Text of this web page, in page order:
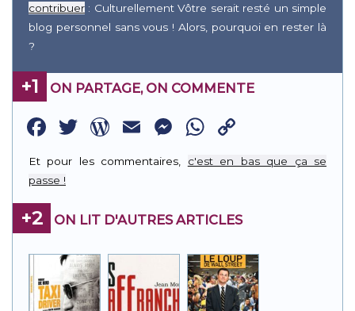
contribuer : Culturellement Vôtre serait resté un simple
blog personnel sans vous ! Alors, pourquoi en rester là
?
+1 ON PARTAGE, ON COMMENTE
Facebook
Twitter
WordPress
EmailMessenger
WhatsApp
Link
Et pour les commentaires, c'est en bas que ça se
passe !
+2 ON LIT D'AUTRES ARTICLES